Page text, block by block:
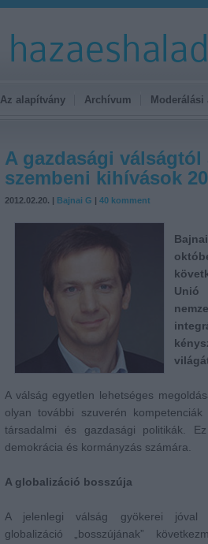
Az alapítvány Archívum Moderálási
A gazdasági
szembeni kihívások
2012.02.20. | Bajnai G | 40 komment
Unió
A válság egyetlen lehetséges
olyan további szuverén
társadalmi és gazdasági politikák.
demokrácia és kormányzás számára.
A globalizáció bosszúja
A jelenlegi válság gyökerei
globalizáció „bosszújának”